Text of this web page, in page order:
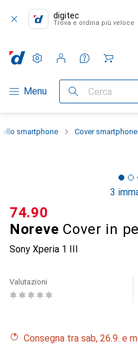
digitec
Trova e ordina più veloce
Categoria Navigazione
Menu Cerca
Impostazioni
Conto cliente
Liste di confronto
Liste dei desideri
Carrello
smartphone Cover smartphone
3
Noreve Cover in
Sony Xperia 1 III
CHF
74.90
Valutazioni
Consegna tra sab, 26.9. e